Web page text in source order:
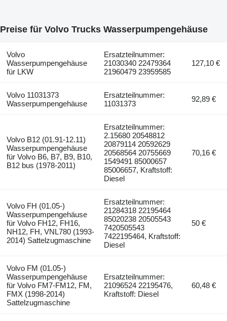
Preise für Volvo Trucks Wasserpumpengehäuse
Volvo
Wasserpumpengehäuse
für LKW
Ersatzteilnummer:
21030340 22479364
21960479 23959585
127,10 €
Volvo 11031373
Wasserpumpengehäuse
Ersatzteilnummer:
11031373
92,89 €
Volvo B12 (01.91-12.11)
Wasserpumpengehäuse
für Volvo B6, B7, B9, B10,
B12 bus (1978-2011)
Ersatzteilnummer:
2.15680 20548812
20879114 20592629
20568564 20755669
1549491 85000657
85006657, Kraftstoff:
Diesel
70,16 €
Volvo FH (01.05-)
Wasserpumpengehäuse
für Volvo FH12, FH16,
NH12, FH, VNL780 (1993-
2014) Sattelzugmaschine
Ersatzteilnummer:
21284318 22195464
85020238 20505543
7420505543
7422195464, Kraftstoff:
Diesel
50 €
Volvo FM (01.05-)
Wasserpumpengehäuse
für Volvo FM7-FM12, FM,
FMX (1998-2014)
Sattelzugmaschine
Ersatzteilnummer:
21096524 22195476,
Kraftstoff: Diesel
60,48 €